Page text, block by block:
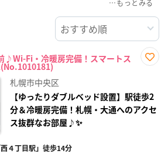
♪Wi-Fi・冷暖房完備！スマートス
録
札幌市中央区
【ゆったりダブルベッド設置】駅徒歩2
分＆冷暖房完備！札幌・大通へのアクセ
ス抜群なお部屋♪✨
４丁目駅」徒歩14分
…